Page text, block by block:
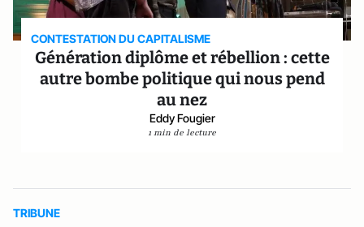
CONTESTATION DU CAPITALISME
Génération diplôme et rébellion : cette
autre bombe politique qui nous pend
au nez
Eddy Fougier
1 min de lecture
TRIBUNE